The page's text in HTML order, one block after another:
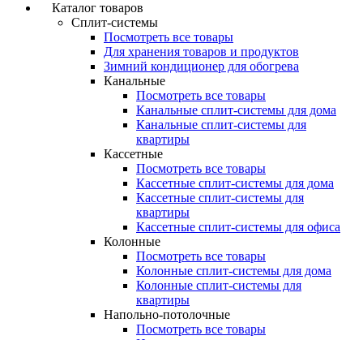
Каталог товаров
Сплит-системы
Посмотреть все товары
Для хранения товаров и продуктов
Зимний кондиционер для обогрева
Канальные
Посмотреть все товары
Канальные сплит-системы для дома
Канальные сплит-системы для
квартиры
Кассетные
Посмотреть все товары
Кассетные сплит-системы для дома
Кассетные сплит-системы для
квартиры
Кассетные сплит-системы для офиса
Колонные
Посмотреть все товары
Колонные сплит-системы для дома
Колонные сплит-системы для
квартиры
Напольно-потолочные
Посмотреть все товары